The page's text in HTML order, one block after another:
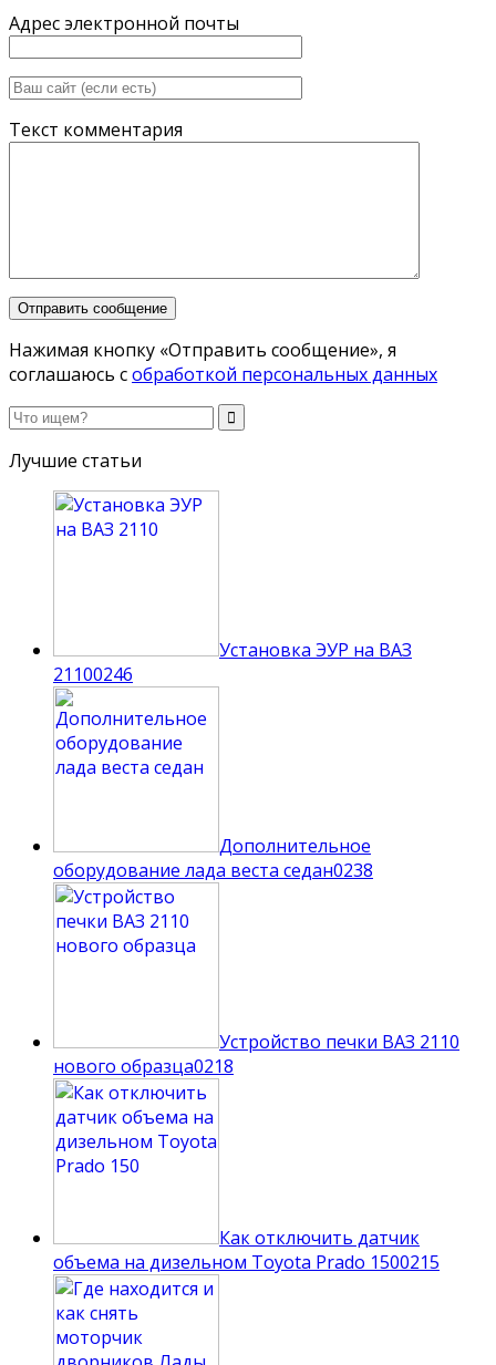
Адрес электронной почты
Текст комментария
Нажимая кнопку «Отправить сообщение», я
соглашаюсь собработкой персональных данных
Лучшие статьи
Установка ЭУР на ВАЗ
21100246
Дополнительное
оборудование лада веста седан0238
Устройство печки ВАЗ 2110
нового образца0218
Как отключить датчик
объема на дизельном Toyota Prado 1500215